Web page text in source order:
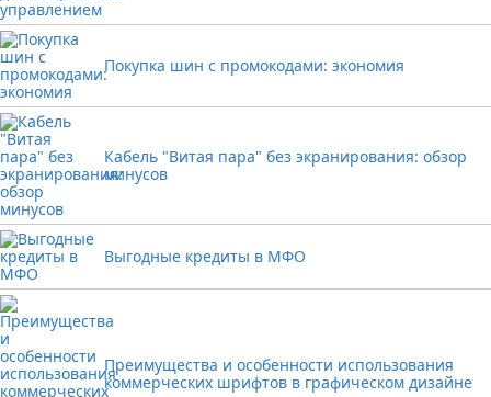
Покупка шин с промокодами: экономия
Кабель "Витая пара" без экранирования: обзор
минусов
Выгодные кредиты в МФО
Преимущества и особенности использования
коммерческих шрифтов в графическом дизайне